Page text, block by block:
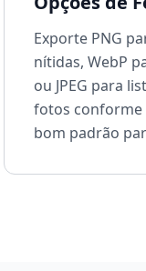
Exporte PNG
nítidas, WebP
ou JPEG para
fotos conforme
bom padrão